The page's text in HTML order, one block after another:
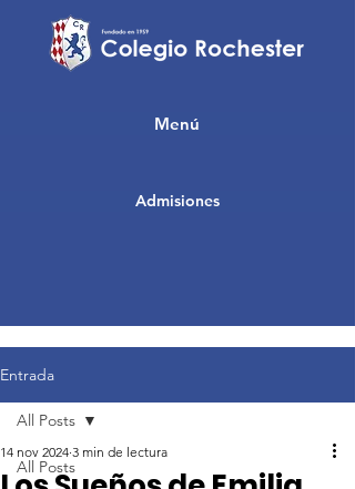
Admisiones
Menú
Entrada
All Posts
All Posts
14 nov 2024 3 min de lectura